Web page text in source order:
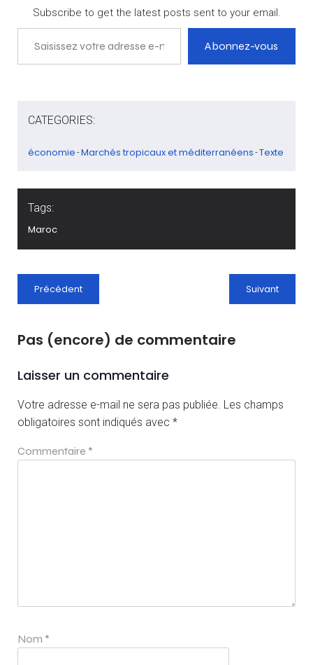
Subscribe to get the latest posts sent to your email.
Saisissez votre adresse e-mail…
Abonnez-vous
CATEGORIES:
économie -Marchés tropicaux et méditerranéens -Texte
Tags:
Maroc
Précédent Suivant
Pas (encore) de commentaire
Laisser un commentaire
Votre adresse e-mail ne sera pas publiée. Les champs
obligatoires sont indiqués avec *
Commentaire *
Nom *